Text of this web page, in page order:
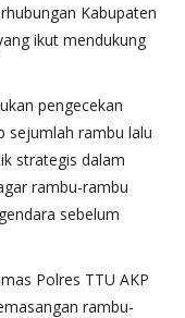
Kabupaten
ikut mendukung
pengecekan
sejumlah rambu lalu
strategis dalam
rambu-rambu
sebelum
Polres TTU AKP
rambu-